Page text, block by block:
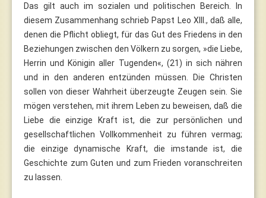
Das gilt auch im sozialen und politischen Bereich. In
diesem Zusammenhang schrieb Papst Leo XIII., daß alle,
denen die Pflicht obliegt, für das Gut des Friedens in den
Beziehungen zwischen den Völkern zu sorgen, »die Liebe,
Herrin und Königin aller Tugenden«, (21) in sich nähren
und in den anderen entzünden müssen. Die Christen
sollen von dieser Wahrheit überzeugte Zeugen sein. Sie
mögen verstehen, mit ihrem Leben zu beweisen, daß die
Liebe die einzige Kraft ist, die zur persönlichen und
gesellschaftlichen Vollkommenheit zu führen vermag;
die einzige dynamische Kraft, die imstande ist, die
Geschichte zum Guten und zum Frieden voranschreiten
zu lassen.